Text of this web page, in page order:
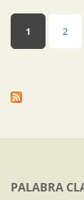
Páginas
1 2
PALABRA